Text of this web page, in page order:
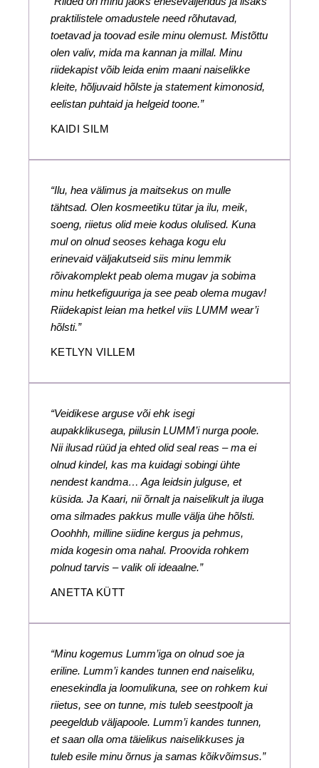
praktilistele omadustele need rõhutavad,
toetavad ja toovad esile minu olemust. Mistõttu
olen valiv, mida ma kannan ja millal. Minu
riidekapist võib leida enim maani naiselikke
kleite, hõljuvaid hõlste ja statement kimonosid,
eelistan puhtaid ja helgeid toone.”
KAIDI SILM
“Ilu, hea välimus ja maitsekus on mulle
tähtsad. Olen kosmeetiku tütar ja ilu, meik,
soeng, riietus olid meie kodus olulised. Kuna
mul on olnud seoses kehaga kogu elu
erinevaid väljakutseid siis minu lemmik
rõivakomplekt peab olema mugav ja sobima
minu hetkefiguuriga ja see peab olema mugav!
Riidekapist leian ma hetkel viis LUMM wear’i
hõlsti.”
KETLYN VILLEM
“Veidikese arguse või ehk isegi
aupakklikusega, piilusin LUMM’i nurga poole.
Nii ilusad rüüd ja ehted olid seal reas – ma ei
olnud kindel, kas ma kuidagi sobingi ühte
nendest kandma… Aga leidsin julguse, et
küsida. Ja Kaari, nii õrnalt ja naiselikult ja iluga
oma silmades pakkus mulle välja ühe hõlsti.
Ooohhh, milline siidine kergus ja pehmus,
mida kogesin oma nahal. Proovida rohkem
polnud tarvis – valik oli ideaalne.”
ANETTA KÜTT
“Minu kogemus Lumm’iga on olnud soe ja
eriline. Lumm’i kandes tunnen end naiseliku,
enesekindla ja loomulikuna, see on rohkem kui
riietus, see on tunne, mis tuleb seestpoolt ja
peegeldub väljapoole. Lumm’i kandes tunnen,
et saan olla oma täielikus naiselikkuses ja
tuleb esile minu õrnus ja samas kõikvõimsus.”